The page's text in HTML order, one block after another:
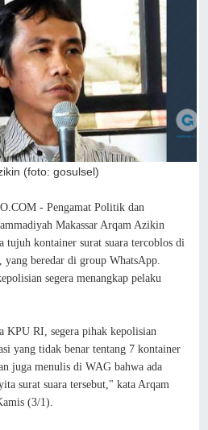
(foto: gosulsel)
- Pengamat Politik dan
Makassar Arqam Azikin
tujuh kontainer surat suara tercoblos di
beredar di group WhatsApp.
segera menangkap pelaku
KPU RI, segera pihak kepolisian
yang tidak benar tentang 7 kontainer
juga menulis di WAG bahwa ada
surat suara tersebut," kata Arqam
(3/1).